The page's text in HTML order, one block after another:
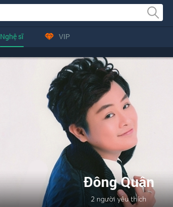
Nghệ sĩ VIP
Đông Quân
2 người yêu thích